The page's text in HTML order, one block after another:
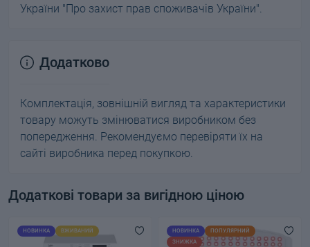
України "Про захист прав споживачів України".
Додатково
Комплектація, зовнішній вигляд та характеристики
товару можуть змінюватися виробником без
попередження. Рекомендуємо перевіряти їх на
сайті виробника перед покупкою.
Додаткові товари за вигідною ціною
НОВИНКА ВЖИВАНИЙ НОВИНКА
ПОПУЛЯРНИЙ
ЗНИЖКА